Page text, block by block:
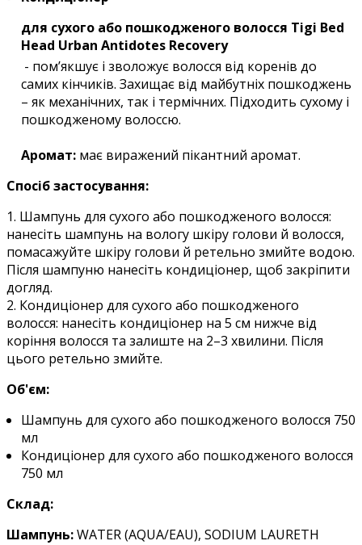
для сухого або пошкодженого волосся Tigi Bed
Head Urban Antidotes Recovery
- пом’якшує і зволожує волосся від коренів до
самих кінчиків. Захищає від майбутніх пошкоджень
– як механічних, так і термічних. Підходить сухому і
пошкодженому волоссю.
Аромат:має виражений пікантний аромат.
Спосіб застосування:
1. Шампунь для сухого або пошкодженого волосся:
нанесіть шампунь на вологу шкіру голови й волосся,
помасажуйте шкіру голови й ретельно змийте водою.
Після шампуню нанесіть кондиціонер, щоб закріпити
догляд.
2. Кондиціонер для сухого або пошкодженого
волосся: нанесіть кондиціонер на 5 см нижче від
коріння волосся та залиште на 2–3 хвилини. Після
цього ретельно змийте.
Об'єм:
Шампунь для сухого або пошкодженого волосся 750
мл
Кондиціонер для сухого або пошкодженого волосся
750 мл
Склад:
Шампунь:WATER (AQUA/EAU), SODIUM LAURETH